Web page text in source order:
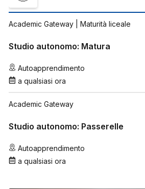
Academic Gateway | Maturità liceale
Studio autonomo: Matura
Autoapprendimento
a qualsiasi ora
Academic Gateway
Studio autonomo: Passerelle
Autoapprendimento
a qualsiasi ora